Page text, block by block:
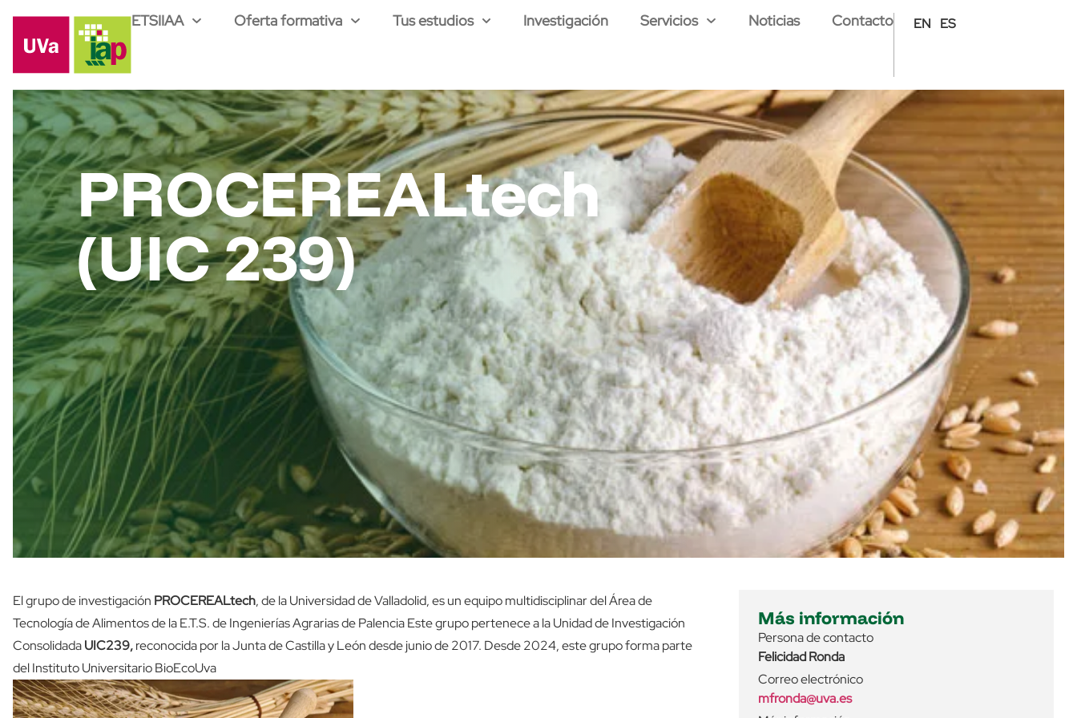
ETSIIAA Oferta formativa Tus estudios Investigación Servicios Noticias Contacto EN ES
PROCEREALtech
(UIC 239)
El grupo de investigación PROCEREALtech, de la Universidad de Valladolid, es un equipo multidisciplinar del Área de
Tecnología de Alimentos de la E.T.S. de Ingenierías Agrarias de Palencia Este grupo pertenece a la Unidad de Investigación
ConsolidadaUIC239,reconocida por la Junta de Castilla y León desde junio de 2017. Desde 2024, este grupo forma parte
del Instituto Universitario BioEcoUva
Más información
Persona de contacto
Felicidad Ronda
Correo electrónico
mfronda@uva.es